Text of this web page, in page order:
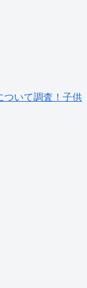
ついて調査！子供